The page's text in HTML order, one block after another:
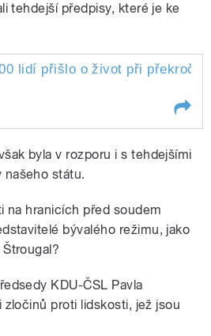
tehdejší předpisy, které je ke
lidí přišlo o život při
státní
za to
Hostem
Neela
byla v rozporu i s tehdejšími
našeho státu.
na hranicích před soudem
bývalého režimu, jako
KDU-ČSL Pavla
zločinů proti lidskosti, jež jsou